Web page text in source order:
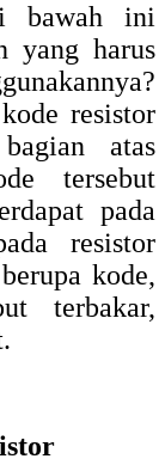
bawah ini
yang harus
resistor
atas
tersebut
pada
resistor
kode,
terbakar,